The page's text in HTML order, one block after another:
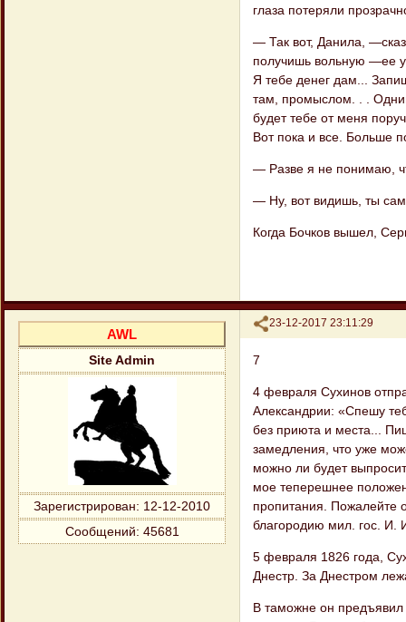
глаза потеряли
— Так вот, Данила,
получишь вольную —ее
Я тебе денег дам...
там, промыслом. . .
будет тебе от меня
Вот пока и все. Больше
— Разве я не понимаю,
— Ну, вот видишь, ты
Когда Бочков вышел,
Поделиться
23-12-2017 23:11:29
AWL
Site Admin
Зарегистрирован: 12-12-2010
Сообщений: 45681
7
4 февраля Сухинов
Александрии: «Спешу
без приюта и места...
замедления, что уже
можно ли будет
мое теперешнее
пропитания. Пожалейте
благородию мил. гос. И.
5 февраля 1826 года,
Днестр. За Днестром
В таможне он предъявил